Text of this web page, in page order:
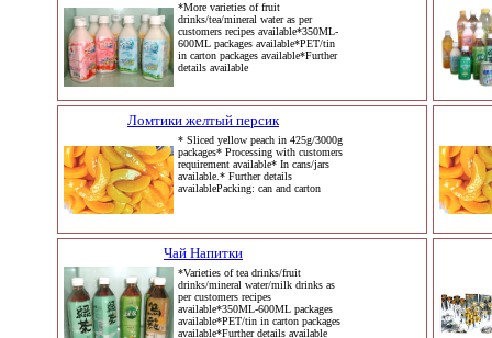
*More varieties of fruit
drinks/tea/mineral water as per
customers recipes available*350ML-
600ML packages available*PET/tin
in carton packages available*Further
details available
Ломтики желтый персик
* Sliced yellow peach in 425g/3000g
packages* Processing with customers
requirement available* In cans/jars
available.* Further details
availablePacking: can and carton
Чай Напитки
*Varieties of tea drinks/fruit
drinks/mineral water/milk drinks as
per customers recipes
available*350ML-600ML packages
available*PET/tin in carton packages
available*Further details available